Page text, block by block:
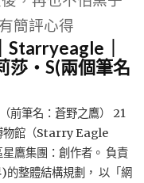
簡評心得
Starryeagle｜
莎・S(兩個筆名
前筆名：蒼野之鷹） 21
物館（Starry Eagle
鷹集團：創作者。 負責
整體結構規劃， 以「網